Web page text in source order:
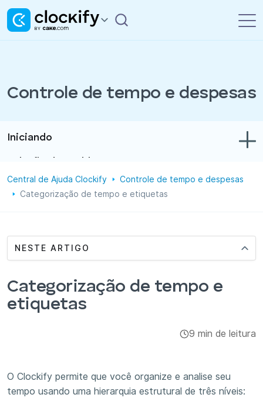
Controle de tempo e despesas
Integrações e complementos
Iniciando
Controle de tempo e despesas
Projetos
Administração
Aplicativos
Central de Ajuda Clockify
Controle de tempo e despesas
Categorização de tempo e etiquetas
NESTE ARTIGO
Categorização de tempo e
etiquetas
9 min de leitura
O Clockify permite que você organize e analise seu
tempo usando uma hierarquia estrutural de três níveis: